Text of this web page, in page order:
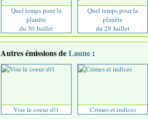
Quel temps pour la
planète
du 30 Juillet
Quel temps pour la
planète
du 29 Juillet
Autres émissions deLaune :
Vise le coeur s01 Crimes et indices